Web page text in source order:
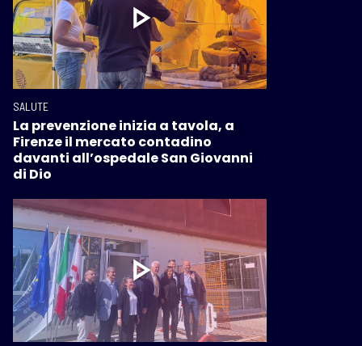
SALUTE
La prevenzione inizia a tavola, a
Firenze il mercato contadino
davanti all’ospedale San Giovanni
di Dio